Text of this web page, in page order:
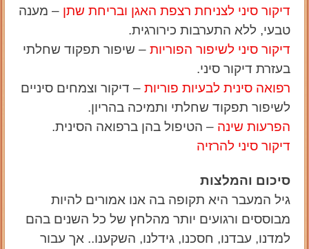
דיקור סיני לצניחת רצפת האגן ובריחת שתן – מענה
טבעי, ללא התערבות כירורגית.
דיקור סיני לשיפור הפוריות – שיפור תפקוד שחלתי
בעזרת דיקור סיני.
רפואה סינית לבעיות פוריות – דיקור וצמחים סיניים
לשיפור תפקוד שחלתי ותמיכה בהריון.
הפרעות שינה – הטיפול בהן ברפואה הסינית.
דיקור סיני להרזיה
סיכום והמלצות
גיל המעבר היא תקופה בה אנו אמורים להיות
מבוססים ורגועים יותר מהלחץ של כל השנים בהם
למדנו, עבדנו, חסכנו, גידלנו, השקענו.. אך עבור